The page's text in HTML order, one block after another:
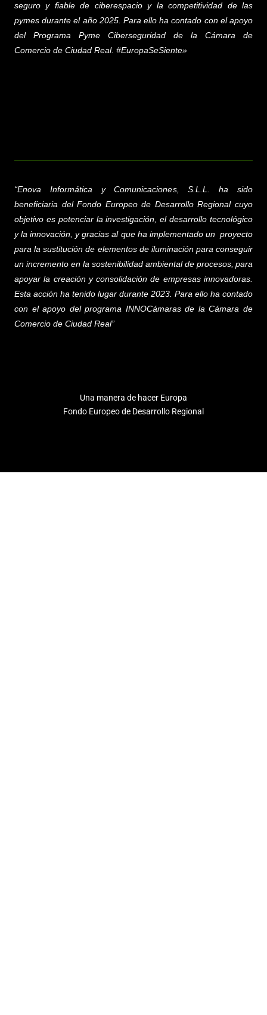
seguro y fiable de ciberespacio y la competitividad de las
pymes durante el año 2025. Para ello ha contado con el apoyo
del Programa Pyme Ciberseguridad de la Cámara de
Comercio de Ciudad Real. #EuropaSeSiente»
“Enova Informática y Comunicaciones, S.L.L.
ha sido
beneficiaria del Fondo Europeo de Desarrollo Regional cuyo
objetivo es potenciar la investigación, el desarrollo tecnológico
y la innovación, y gracias al que ha implementado un proyecto
para la sustitución de elementos de iluminación para conseguir
un incremento en la sostenibilidad ambiental de procesos, para
apoyar la creación y consolidación de empresas innovadoras.
Esta acción ha tenido lugar durante 2023. Para ello ha contado
con el apoyo del programa INNOCámaras de la Cámara de
Comercio de Ciudad Real”
Una manera de hacer Europa
Fondo Europeo de Desarrollo Regional